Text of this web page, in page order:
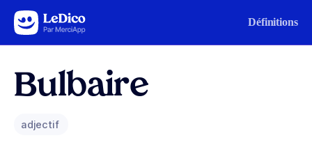
Aller au contenu Définitions
Bulbaire
adjectif